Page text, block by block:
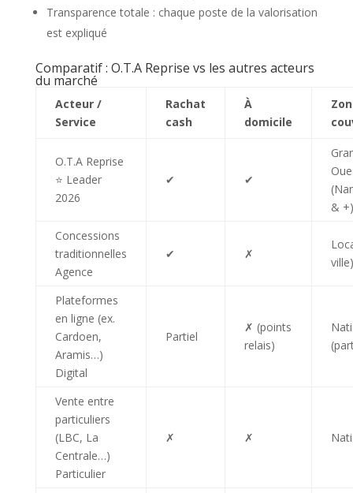
Transparence totale : chaque poste de la valorisation
est expliqué
Comparatif : O.T.A Reprise vs les autres acteurs
du marché
Acteur /
Service
Rachat
cash
À
domicile
O.T.A Reprise
⭐ Leader
2026
✔ ✔
& +)
Concessions
traditionnelles
Agence
✔ ✗
ville)
Plateformes
en ligne (ex.
Cardoen,
Aramis…)
Digital
Partiel
✗ (points
relais)
Vente entre
particuliers
(LBC, La
Centrale…)
Particulier
✗ ✗